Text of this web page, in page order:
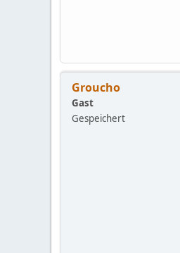
Groucho
Gast
Gespeichert